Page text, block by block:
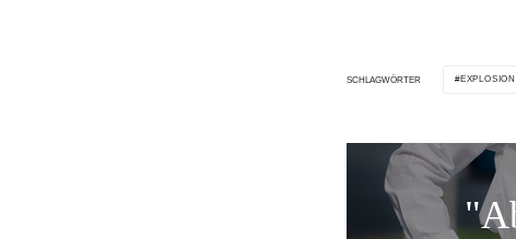
SCHLAGWÖRTER EXPLOSION